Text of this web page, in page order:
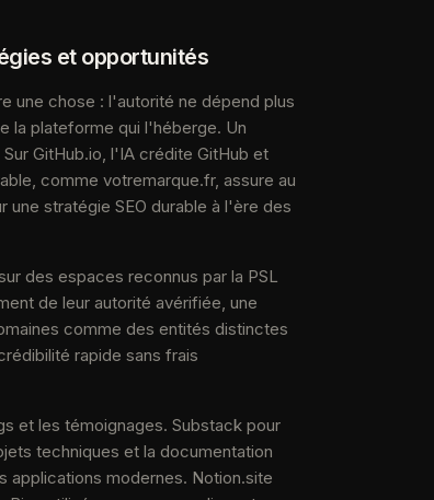
et opportunités
une chose : l'autorité ne dépend plus
la plateforme qui l'héberge. Un
GitHub.io, l'IA crédite GitHub et
comme votremarque.fr, assure au
stratégie SEO durable à l'ère des
des espaces reconnus par la PSL
de leur autorité avérifiée, une
comme des entités distinctes
rapide sans frais
et les témoignages. Substack pour
techniques et la documentation
applications modernes. Notion.site